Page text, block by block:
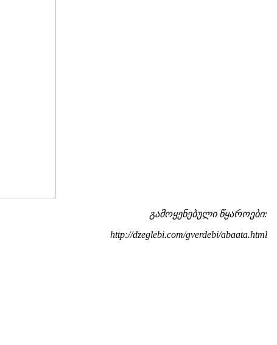
გამოყენებული წყაროები:
http://dzeglebi.com/gverdebi/abaata.html